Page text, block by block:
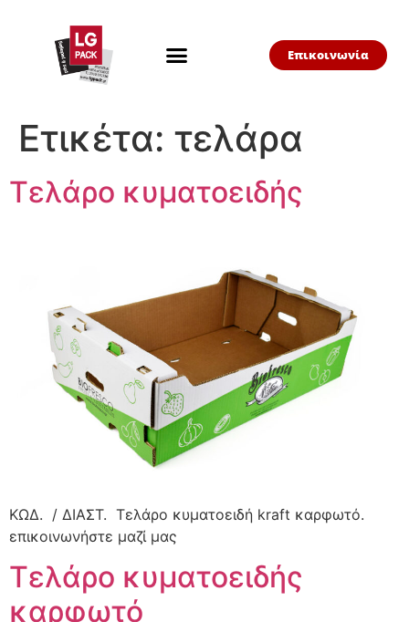
Επικοινωνία
Ετικέτα: τελάρα
Τελάρο κυματοειδής
ΚΩΔ. / ΔΙΑΣΤ. Τελάρο κυματοειδή kraft καρφωτό.
επικοινωνήστε μαζί μας
Τελάρο κυματοειδής
καρφωτό